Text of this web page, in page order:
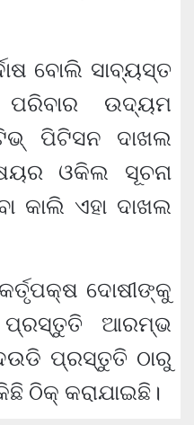
ବୋଲି ସାବ୍ୟସ୍ତ
ପରିବାର ଉଦ୍ୟମ
ପିଟିସନ ଦାଖଲ
ଓକିଲ ସୂଚନା
କାଲି ଏହା ଦାଖଲ
ଦୋଷୀଙ୍କୁ
ପ୍ରସ୍ତୁତି ଆରମ୍ଭ
ପ୍ରସ୍ତୁତି ଠାରୁ
ଠିକ୍ କରାଯାଇଛି।